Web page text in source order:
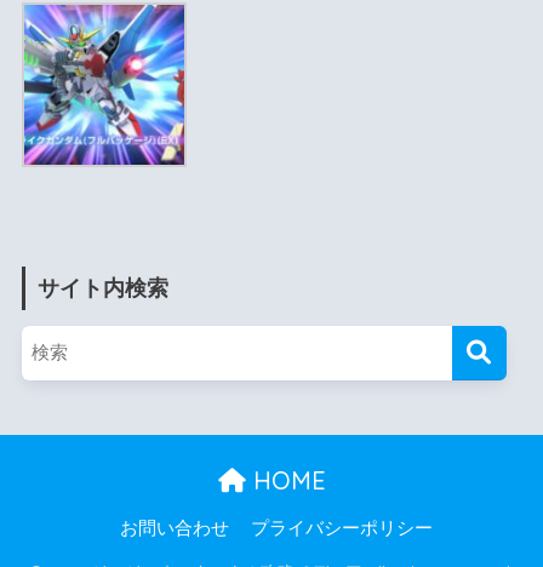
サイト内検索
HOME
お問い合わせ プライバシーポリシー